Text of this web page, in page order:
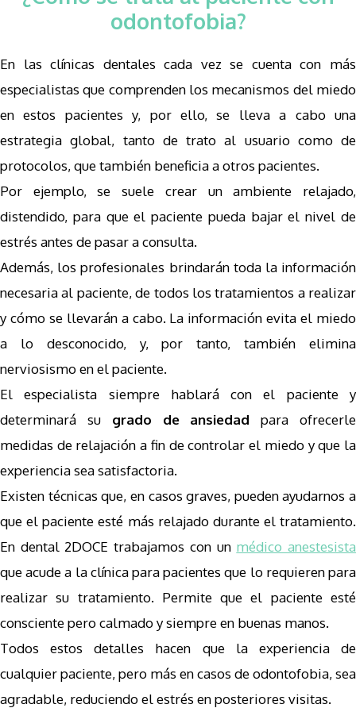
odontofobia?
En las clínicas dentales cada vez se cuenta con más
especialistas que comprenden los mecanismos del miedo
en estos pacientes y, por ello, se lleva a cabo una
estrategia global, tanto de trato al usuario como de
protocolos, que también beneficia a otros pacientes.
Por ejemplo, se suele crear un ambiente relajado,
distendido, para que el paciente pueda bajar el nivel de
estrés antes de pasar a consulta.
Además, los profesionales brindarán toda la información
necesaria al paciente, de todos los tratamientos a realizar
y cómo se llevarán a cabo. La información evita el miedo
a lo desconocido, y, por tanto, también elimina
nerviosismo en el paciente.
El especialista siempre hablará con el paciente y
determinará su grado de ansiedad para ofrecerle
medidas de relajación a fin de controlar el miedo y que la
experiencia sea satisfactoria.
Existen técnicas que, en casos graves, pueden ayudarnos a
que el paciente esté más relajado durante el tratamiento.
En dental 2DOCE trabajamos con un médico anestesista
que acude a la clínica para pacientes que lo requieren para
realizar su tratamiento. Permite que el paciente esté
consciente pero calmado y siempre en buenas manos.
Todos estos detalles hacen que la experiencia de
cualquier paciente, pero más en casos de odontofobia, sea
agradable, reduciendo el estrés en posteriores visitas.